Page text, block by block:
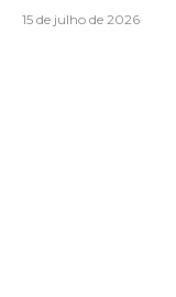
15 de julho de 2026